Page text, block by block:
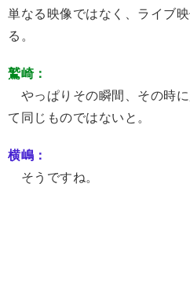
単なる映像ではなく、ライブ
る。
鷲崎：
やっぱりその瞬間、その時
て同じものではないと。
横嶋：
そうですね。